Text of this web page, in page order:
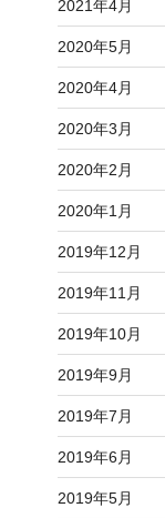
2021年4月
2020年5月
2020年4月
2020年3月
2020年2月
2020年1月
2019年12月
2019年11月
2019年10月
2019年9月
2019年7月
2019年6月
2019年5月